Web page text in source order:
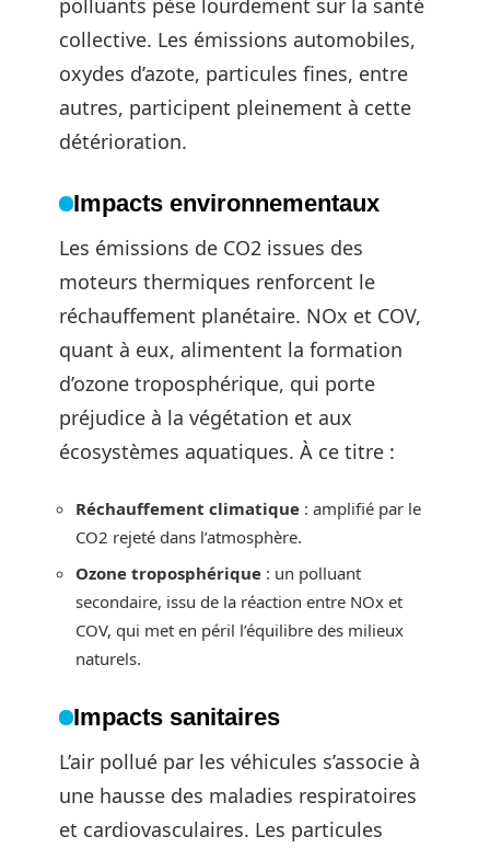
polluants pèse lourdement sur la santé
collective. Les émissions automobiles,
oxydes d’azote, particules fines, entre
autres, participent pleinement à cette
détérioration.
Impacts environnementaux
Les émissions de CO2 issues des
moteurs thermiques renforcent le
réchauffement planétaire. NOx et COV,
quant à eux, alimentent la formation
d’ozone troposphérique, qui porte
préjudice à la végétation et aux
écosystèmes aquatiques. À ce titre :
Réchauffement climatique : amplifié par le
CO2 rejeté dans l’atmosphère.
Ozone troposphérique : un polluant
secondaire, issu de la réaction entre NOx et
COV, qui met en péril l’équilibre des milieux
naturels.
Impacts sanitaires
L’air pollué par les véhicules s’associe à
une hausse des maladies respiratoires
et cardiovasculaires. Les particules